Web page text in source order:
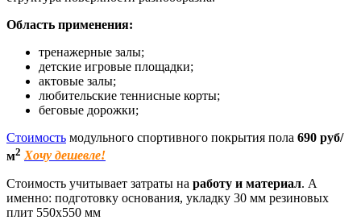
Область применения:
тренажерные залы;
детские игровые площадки;
актовые залы;
любительские теннисные корты;
беговые дорожки;
Стоимость модульного спортивного покрытия пола 690 руб/
м2 Хочу дешевле!
Стоимость учитывает затраты на работу и материал. А
именно: подготовку основания, укладку 30 мм резиновых
плит 550х550 мм